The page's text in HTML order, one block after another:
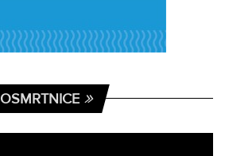
OSMRTNICE